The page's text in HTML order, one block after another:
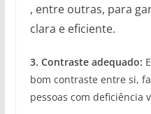
, entre outras, para
clara e eficiente.
3. Contraste adequado:
bom contraste entre si,
pessoas com deficiência